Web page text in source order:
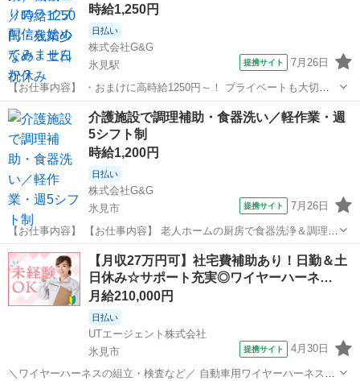
時給1,250円
日払い
株式会社G&G
氷見駅
提携サイト 7月26日
【お仕事内容】 ・おまけに高時給1250円～！ プライベートも大切に
しながら、 効率良く稼げるお仕事で～す＾＾
_/_/_/_/_/_/_/_/_/_/_/_/_/_/_/_/_/_/_/_/_/ 〈 業務内容 〉 ...
富山 氷見駅 仕分け
介護施設で調理補助・食器洗い／軽作業・週
5シフト制
時給1,200円
日払い
株式会社G&G
氷見市
提携サイト 7月26日
【お仕事内容】 【お仕事内容】 老人ホームの厨房で食器洗浄＆調理補
助！ /////////////////////////////////////////////////////// ・できあがった料理の盛り
付け ・専...
富山 氷見市 ホールスタッフ
【月収27万円可】社宅費補助あり！日勤＆土
日休み☆サポート充実◎ワイヤーハーネ…
月給210,000円
日払い
UTエージェント株式会社
氷見市
提携サイト 4月30日
＼ワイヤーハーネスの組立・検査など／ 自動車用ワイヤーハーネスの